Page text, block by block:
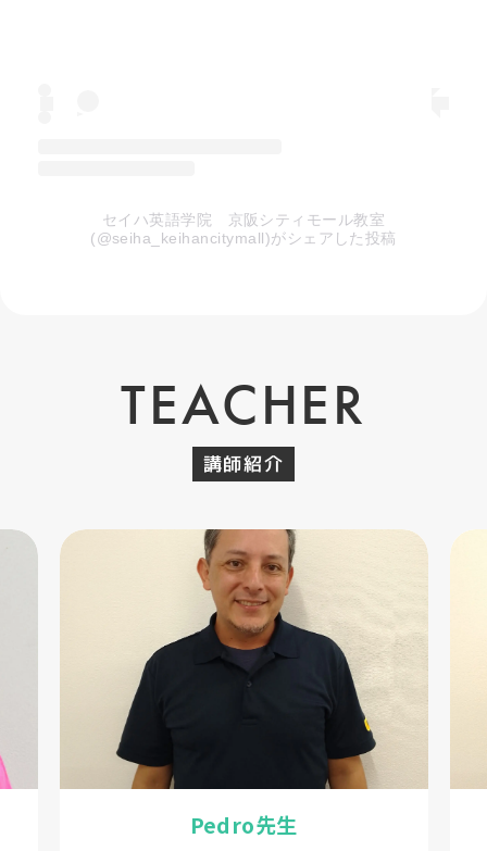
セイハ英語学院 京阪シティモール教室
(@seiha_keihancitymall)がシェアした投稿
TEACHER
講師紹介
Pedro先生